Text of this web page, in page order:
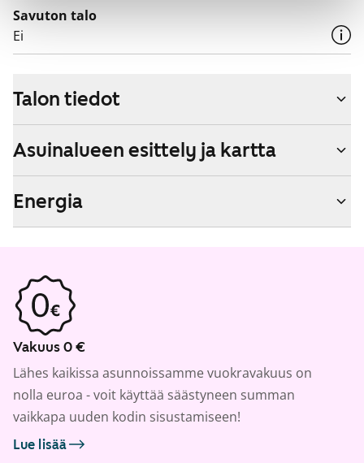
Savuton talo
Ei
Talon tiedot
Asuinalueen esittely ja kartta
Energia
Vakuus 0 €
Lähes kaikissa asunnoissamme vuokravakuus on
nolla euroa - voit käyttää säästyneen summan
vaikkapa uuden kodin sisustamiseen!
Lue lisää